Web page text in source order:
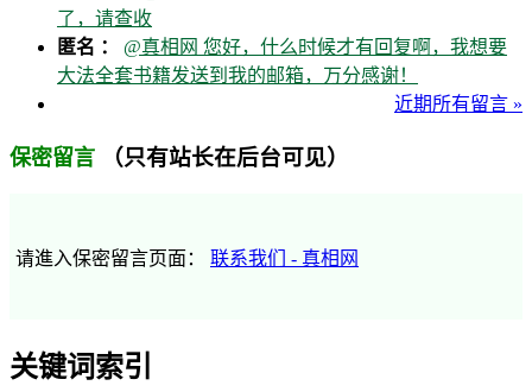
了，请查收
匿名 ： @真相网 您好，什么时候才有回复啊，我想要
大法全套书籍发送到我的邮箱，万分感谢！
近期所有留言 »
保密留言 （只有站长在后台可见）
请進入保密留言页面： 联系我们 - 真相网
关键词索引